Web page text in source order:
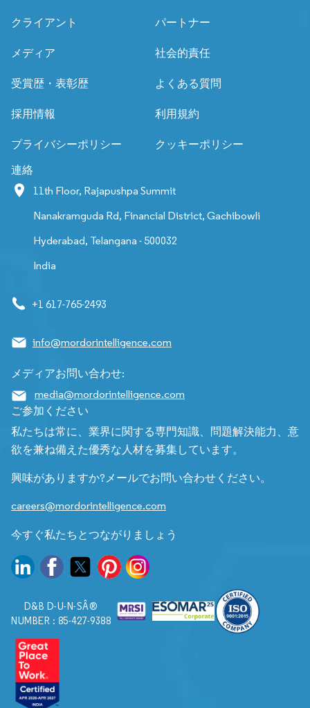
クライアント パートナー
メディア 社会的責任
受賞歴・表彰歴 よくある質問
採用情報 利用規約
プライバシーポリシー クッキーポリシー
連絡
11th Floor, Rajapushpa Summit
Nanakramguda Rd, Financial District, Gachibowli
Hyderabad, Telangana - 500032
India
+1 617-765-2493
info@mordorintelligence.com
メディアお問い合わせ:
media@mordorintelligence.com
ご参加ください
私たちは常に、業界に関する専門知識、問題解決能力、意
欲を兼ね備えた優秀な人材を募集しています。
興味がありますか?メールでお問い合わせください。
careers@mordorintelligence.com
今すぐ私たちとつながりましょう
D&B D-U-N-SÂ®
NUMBER : 85-427-9388